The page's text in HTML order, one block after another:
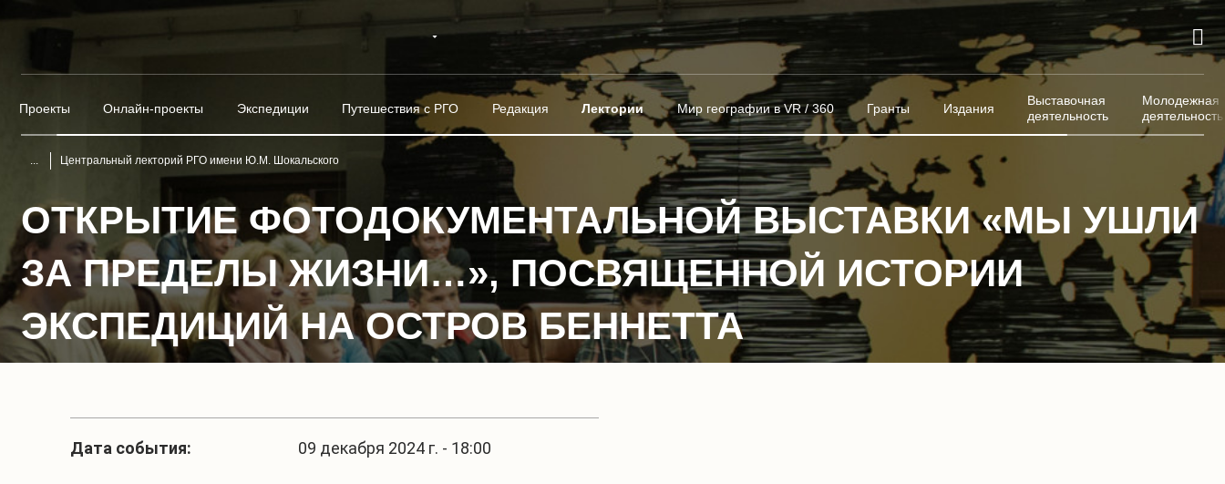
Проекты Онлайн-проекты Экспедиции Путешествия с РГО Редакция Лектории Мир географии в VR / 360 Гранты Издания
Выставочная
деятельность
Молодежная
деятельность
Центральный лекторий РГО имени Ю.М. Шокальского
ОТКРЫТИЕ ФОТОДОКУМЕНТАЛЬНОЙ ВЫСТАВКИ «МЫ УШЛИ
ЗА ПРЕДЕЛЫ ЖИЗНИ…», ПОСВЯЩЕННОЙ ИСТОРИИ
ЭКСПЕДИЦИЙ НА ОСТРОВ БЕННЕТТА
Дата события: 09 декабря 2024 г. - 18:00